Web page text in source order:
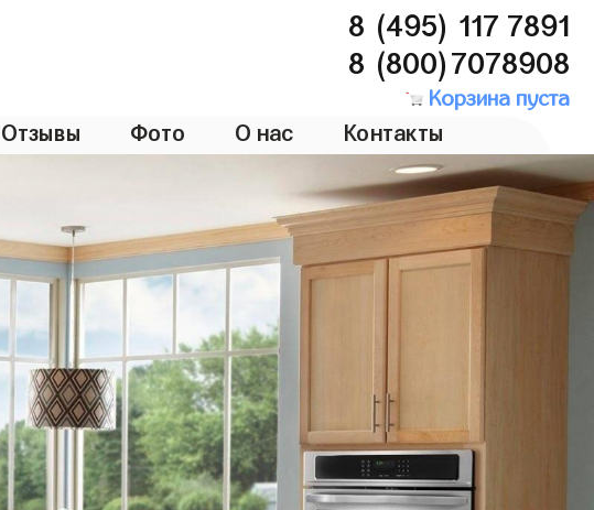
8 (495) 117 7891
8 (800)7078908
Корзина пуста
Отзывы Фото О нас Контакты